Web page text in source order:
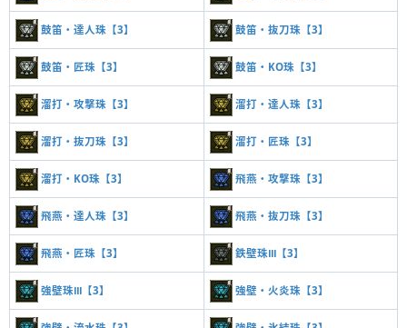
鼓笛・達人珠【3】 鼓笛・抜刀珠【3】
鼓笛・匠珠【3】 鼓笛・KO珠【3】
溜打・攻撃珠【3】 溜打・達人珠【3】
溜打・抜刀珠【3】 溜打・匠珠【3】
溜打・KO珠【3】 飛燕・攻撃珠【3】
飛燕・達人珠【3】 飛燕・抜刀珠【3】
飛燕・匠珠【3】 鉄壁珠Ⅲ【3】
強壁珠Ⅲ【3】 強壁・火炎珠【3】